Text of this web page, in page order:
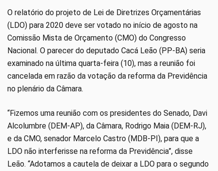
O relatório do projeto de Lei de Diretrizes Orçamentárias
(LDO) para 2020 deve ser votado no início de agosto na
Comissão Mista de Orçamento (CMO) do Congresso
Nacional. O parecer do deputado Cacá Leão (PP-BA) seria
examinado na última quarta-feira (10), mas a reunião foi
cancelada em razão da votação da reforma da Previdência
no plenário da Câmara.
“Fizemos uma reunião com os presidentes do Senado, Davi
Alcolumbre (DEM-AP), da Câmara, Rodrigo Maia (DEM-RJ),
e da CMO, senador Marcelo Castro (MDB-PI), para que a
LDO não interferisse na reforma da Previdência”, disse
Leão. “Adotamos a cautela de deixar a LDO para o segundo